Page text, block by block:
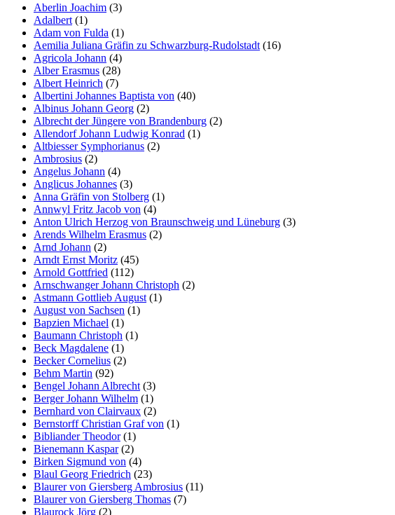
Aberlin Joachim (3)
Adalbert (1)
Adam von Fulda (1)
Aemilia Juliana Gräfin zu Schwarzburg-Rudolstadt (16)
Agricola Johann (4)
Alber Erasmus (28)
Albert Heinrich (7)
Albertini Johannes Baptista von (40)
Albinus Johann Georg (2)
Albrecht der Jüngere von Brandenburg (2)
Allendorf Johann Ludwig Konrad (1)
Altbiesser Symphorianus (2)
Ambrosius (2)
Angelus Johann (4)
Anglicus Johannes (3)
Anna Gräfin von Stolberg (1)
Annwyl Fritz Jacob von (4)
Anton Ulrich Herzog von Braunschweig und Lüneburg (3)
Arends Wilhelm Erasmus (2)
Arnd Johann (2)
Arndt Ernst Moritz (45)
Arnold Gottfried (112)
Arnschwanger Johann Christoph (2)
Astmann Gottlieb August (1)
August von Sachsen (1)
Bapzien Michael (1)
Baumann Christoph (1)
Beck Magdalene (1)
Becker Cornelius (2)
Behm Martin (92)
Bengel Johann Albrecht (3)
Berger Johann Wilhelm (1)
Bernhard von Clairvaux (2)
Bernstorff Christian Graf von (1)
Bibliander Theodor(1)
Bienemann Kaspar(2)
Birken Sigmund von (4)
Blaul Georg Friedrich (23)
Blaurer von Giersberg Ambrosius (11)
Blaurer von Giersberg Thomas (7)
Blaurock Jörg (2)